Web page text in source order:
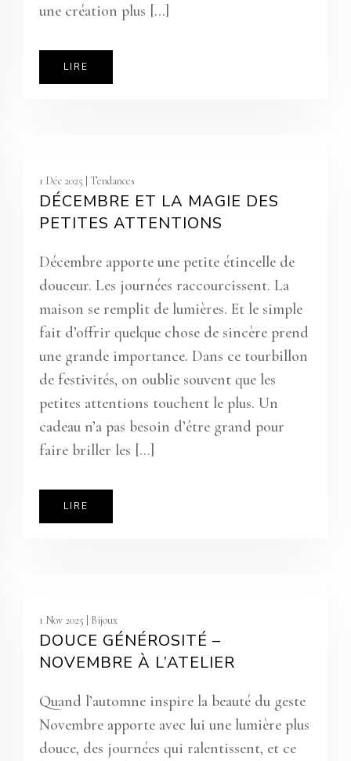
une création plus […]
LIRE
1 Déc 2025 | Tendances
DÉCEMBRE ET LA MAGIE DES
PETITES ATTENTIONS
Décembre apporte une petite étincelle de
douceur. Les journées raccourcissent. La
maison se remplit de lumières. Et le simple
fait d’offrir quelque chose de sincère prend
une grande importance. Dans ce tourbillon
de festivités, on oublie souvent que les
petites attentions touchent le plus. Un
cadeau n’a pas besoin d’être grand pour
faire briller les […]
LIRE
1 Nov 2025 | Bijoux
DOUCE GÉNÉROSITÉ –
NOVEMBRE À L’ATELIER
Quand l’automne inspire la beauté du geste
Novembre apporte avec lui une lumière plus
douce, des journées qui ralentissent, et ce